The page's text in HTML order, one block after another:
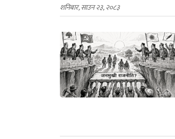
शनिबार, साउन २३, २०८३